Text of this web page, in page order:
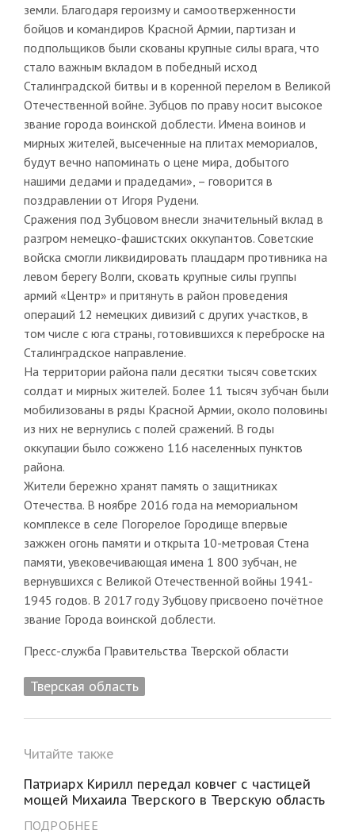
земли. Благодаря героизму и самоотверженности
бойцов и командиров Красной Армии, партизан и
подпольщиков были скованы крупные силы врага, что
стало важным вкладом в победный исход
Сталинградской битвы и в коренной перелом в Великой
Отечественной войне. Зубцов по праву носит высокое
звание города воинской доблести. Имена воинов и
мирных жителей, высеченные на плитах мемориалов,
будут вечно напоминать о цене мира, добытого
нашими дедами и прадедами», – говорится в
поздравлении от Игоря Рудени.
Сражения под Зубцовом внесли значительный вклад в
разгром немецко-фашистских оккупантов. Советские
войска смогли ликвидировать плацдарм противника на
левом берегу Волги, сковать крупные силы группы
армий «Центр» и притянуть в район проведения
операций 12 немецких дивизий с других участков, в
том числе с юга страны, готовившихся к переброске на
Сталинградское направление.
На территории района пали десятки тысяч советских
солдат и мирных жителей. Более 11 тысяч зубчан были
мобилизованы в ряды Красной Армии, около половины
из них не вернулись с полей сражений. В годы
оккупации было сожжено 116 населенных пунктов
района.
Жители бережно хранят память о защитниках
Отечества. В ноябре 2016 года на мемориальном
комплексе в селе Погорелое Городище впервые
зажжен огонь памяти и открыта 10-метровая Стена
памяти, увековечивающая имена 1 800 зубчан, не
вернувшихся с Великой Отечественной войны 1941-
1945 годов. В 2017 году Зубцову присвоено почётное
звание Города воинской доблести.
Пресс-служба Правительства Тверской области
Тверская область
Читайте также
Патриарх Кирилл передал ковчег с частицей
мощей Михаила Тверского в Тверскую область
ПОДРОБНЕЕ